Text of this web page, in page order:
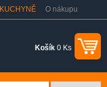
KUCHYNĚ
O nákupu
Košík 0 Ks